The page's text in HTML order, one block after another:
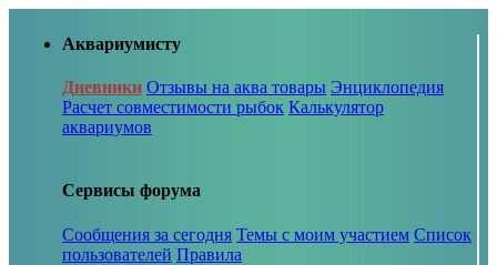
Аквариумисту
Дневники Отзывы на аква товары Энциклопедия
Расчет совместимости рыбок Калькулятор
аквариумов
Сервисы форума
Сообщения за сегодня Темы с моим участием Список
пользователей Правила